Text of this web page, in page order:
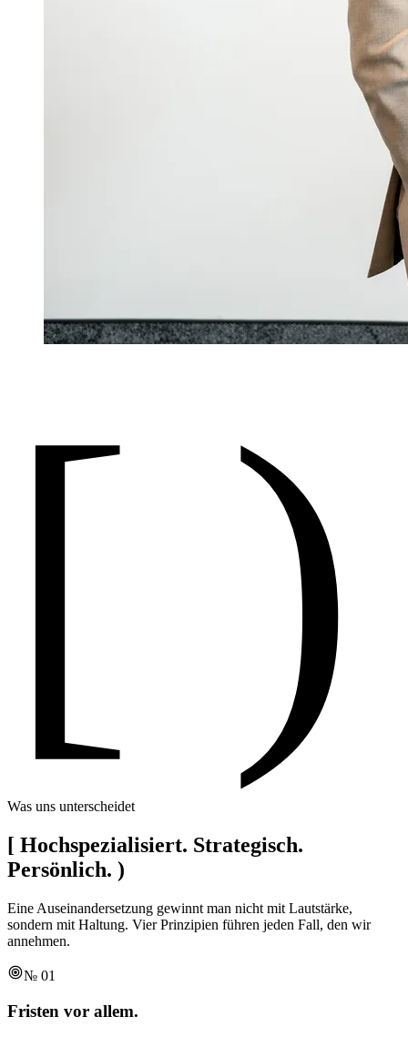
[ )
Was uns unterscheidet
[ Hochspezialisiert. Strategisch.
Persönlich. )
Eine Auseinandersetzung gewinnt man nicht mit Lautstärke,
sondern mit Haltung. Vier Prinzipien führen jeden Fall, den wir
annehmen.
№ 01
Fristen vor allem.